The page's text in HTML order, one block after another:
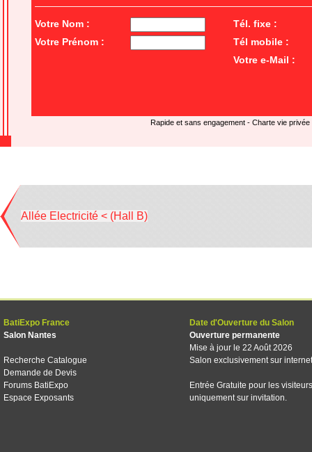
Votre Nom :
Tél. fixe :
Votre Prénom :
Tél mobile :
Votre e-Mail :
Rapide et sans engagement - Charte vie privée
Allée Electricité < (Hall B)
BatiExpo France
Salon Nantes
Recherche Catalogue
Demande de Devis
Forums BatiExpo
Espace Exposants
Date d'Ouverture du Salon
Ouverture permanente
Mise à jour le 22 Août 2026
Salon exclusivement sur internet
Entrée Gratuite pour les visiteurs
uniquement sur invitation.